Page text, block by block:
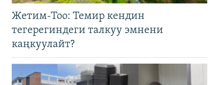
Жетим-Тоо: Темир кендин
тегерегиндеги талкуу эмнени
каңкуулайт?